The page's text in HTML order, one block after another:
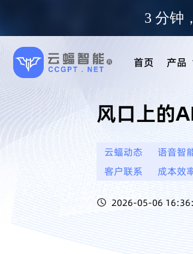
3 分钟
首页 产品
风口上的
云蝠动态 语音智
客户联系
成本效
2026-05-06